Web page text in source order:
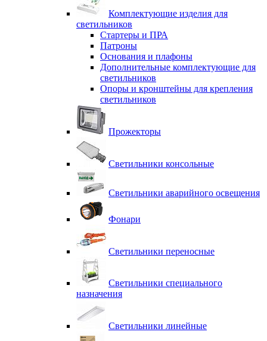
Комплектующие изделия для
светильников
Стартеры и ПРА
Патроны
Основания и плафоны
Дополнительные комплектующие для
светильников
Опоры и кронштейны для крепления
светильников
Прожекторы
Светильники консольные
Светильники аварийного освещения
Фонари
Светильники переносные
Светильники специального
назначения
Светильники линейные